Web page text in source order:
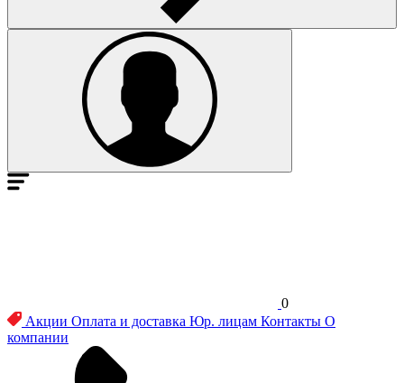
0
Акции Оплата и доставка Юр. лицам Контакты О
компании